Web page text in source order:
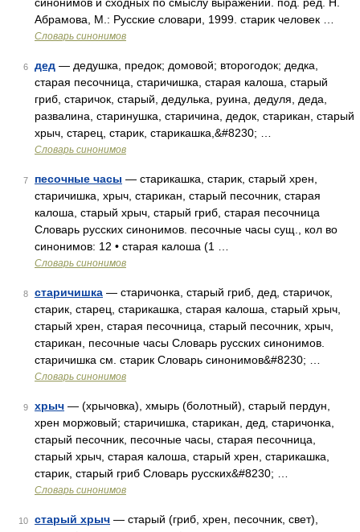
Абрамова, М.: Русские словари, 1999. старик человек …
Словарь синонимов
6 дед — дедушка, предок; домовой; второгодок; дедка,
старая песочница, старичишка, старая калоша, старый
гриб, старичок, старый, дедулька, руина, дедуля, деда,
развалина, старинушка, старичина, дедок, старикан, старый
хрыч, старец, старик, старикашка,&#8230; …
Словарь синонимов
7 песочные часы — старикашка, старик, старый хрен,
старичишка, хрыч, старикан, старый песочник, старая
калоша, старый хрыч, старый гриб, старая песочница
Словарь русских синонимов. песочные часы сущ., кол во
синонимов: 12 • старая калоша (1 …
Словарь синонимов
8 старичишка — старичонка, старый гриб, дед, старичок,
старик, старец, старикашка, старая калоша, старый хрыч,
старый хрен, старая песочница, старый песочник, хрыч,
старикан, песочные часы Словарь русских синонимов.
старичишка см. старик Словарь синонимов&#8230; …
Словарь синонимов
9 хрыч — (хрычовка), хмырь (болотный), старый пердун,
хрен моржовый; старичишка, старикан, дед, старичонка,
старый песочник, песочные часы, старая песочница,
старый хрыч, старая калоша, старый хрен, старикашка,
старик, старый гриб Словарь русских&#8230; …
Словарь синонимов
10 старый хрыч — старый (гриб, хрен, песочник, свет),